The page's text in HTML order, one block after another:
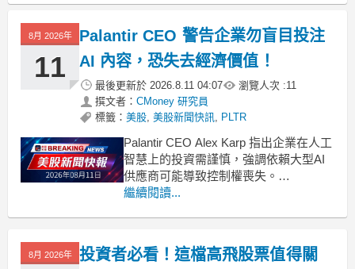
8月 2026年
11
Palantir CEO 警告企業勿盲目投注
AI 內容，恐失去經濟價值！
最後更新於 2026.8.11 04:07 瀏覽人次 :11
撰文者： CMoney 研究員
標籤： 美股, 美股新聞快訊, PLTR
Palantir CEO Alex Karp 指出企業在人工
智慧上的投資需謹慎，強調依賴大型AI
供應商可能導致控制權喪失。
.badgeprice-container {
gap: 1rem !important
繼續閱讀...
8月 2026年
投資者必看！這檔高飛股票值得關